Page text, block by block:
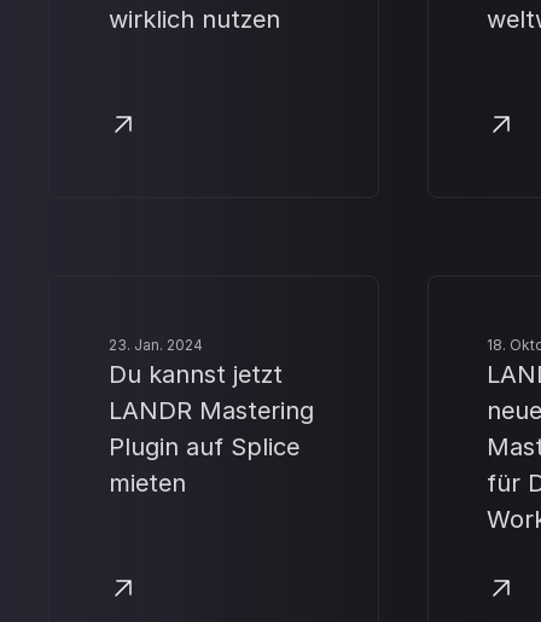
wirklich nutzen
23. Jan. 2024
Du kannst jetzt
LANDR Mastering
Plugin auf Splice
mieten
18.
für